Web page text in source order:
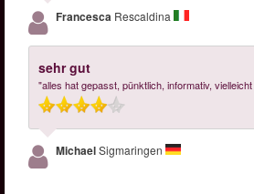
Francesca Rescaldina
sehr gut
"alles hat gepasst, pünktlich, informativ,
MichaelSigmaringen